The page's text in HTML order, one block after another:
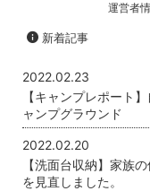
運営者
新着記事
2022.02.23
【キャンプレポート
ャンプグラウンド
2022.02.20
【洗面台収納】家族
を見直しました。